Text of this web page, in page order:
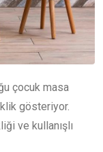
çocuk masa
gösteriyor.
ve kullanışlı